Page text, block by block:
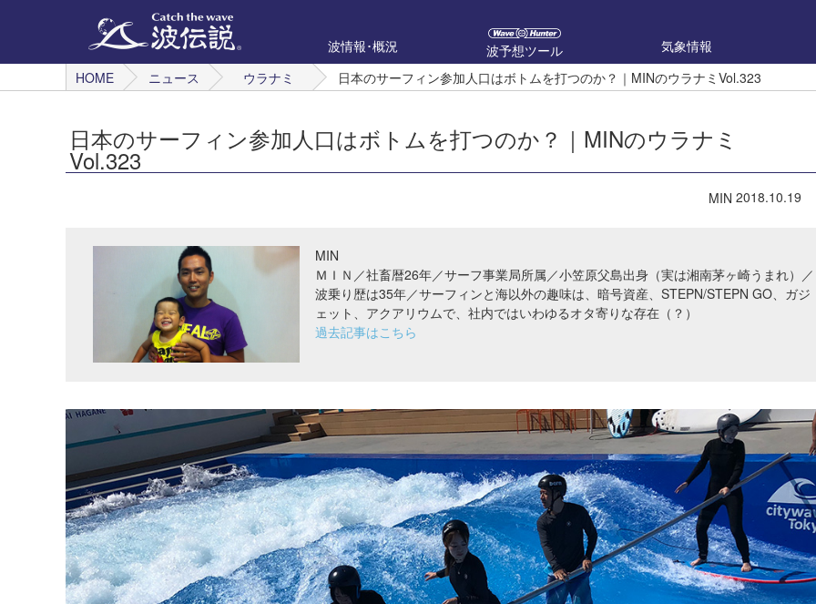
波情報･概況 波予想ツール
気象情報
HOME
ニュース ウラナミ 日本のサーフィン参加人口はボトムを打つのか？｜MINのウラナミVol.323
日本のサーフィン参加人口はボトムを打つのか？｜MINのウラナミ
Vol.323
MIN 2018.10.19
MIN
ＭＩＮ／社畜暦26年／サーフ事業局所属／小笠原父島出身（実は湘南茅ヶ崎うまれ）／
波乗り歴は35年／サーフィンと海以外の趣味は、暗号資産、STEPN/STEPN GO、ガジ
ェット、アクアリウムで、社内ではいわゆるオタ寄りな存在（？）
過去記事はこちら